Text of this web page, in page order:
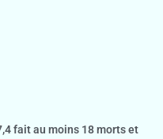
fait au moins 18 morts et